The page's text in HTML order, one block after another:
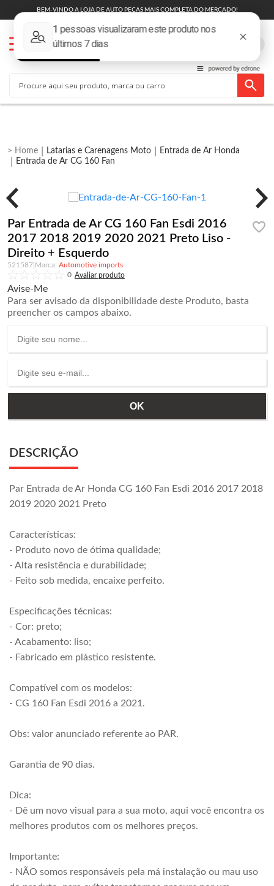
BEM-VINDO A LOJA DE AUTO PEÇAS MAIS COMPLETA DO MERCADO!
Latarias e Carenagens Moto
Entrada de Ar Honda
Entrada de Ar CG 160 Fan
Par Entrada de Ar CG 160 Fan Esdi 2016
2017 2018 2019 2020 2021 Preto Liso -
Direito + Esquerdo
521587
Automotive imports
0
Avise-Me
Para ser avisado da disponibilidade deste Produto, basta
preencher os campos abaixo.
DESCRIÇÃO
Par Entrada de Ar Honda CG 160 Fan Esdi 2016 2017 2018
2019 2020 2021 Preto
Características:
- Produto novo de ótima qualidade;
- Alta resistência e durabilidade;
- Feito sob medida, encaixe perfeito.
Especificações técnicas:
- Cor: preto;
- Acabamento: liso;
- Fabricado em plástico resistente.
Compatível com os modelos:
- CG 160 Fan Esdi 2016 a 2021.
Obs: valor anunciado referente ao PAR.
Garantia de 90 dias.
Dica:
- Dê um novo visual para a sua moto, aqui você encontra os
melhores produtos com os melhores preços.
Importante:
- NÃO somos responsáveis pela má instalação ou mau uso